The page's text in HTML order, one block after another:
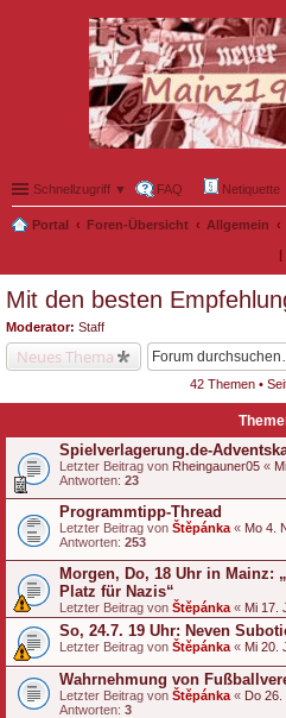
Schnellzugriff ▼ FAQ Netiquette
Portal Foren-Übersicht Allgemein
|
Mit den besten
Moderator: Staff
Neues Thema
42 Themen •
Spielverlagerung.de-
Letzter Beitrag von Rheingauner05 «
Antworten: 23
Programmtipp-Thread
Letzter Beitrag von Štěpánka « Mo 4.
Antworten: 253
Morgen, Do, 18 Uhr in Mainz:
Platz für Nazis“
Letzter Beitrag von Štěpánka « Mi 17.
So, 24.7. 19 Uhr: Neven
Letzter Beitrag von Štěpánka « Mi 20.
Wahrnehmung von
Letzter Beitrag von Štěpánka « Do 26.
Antworten: 3